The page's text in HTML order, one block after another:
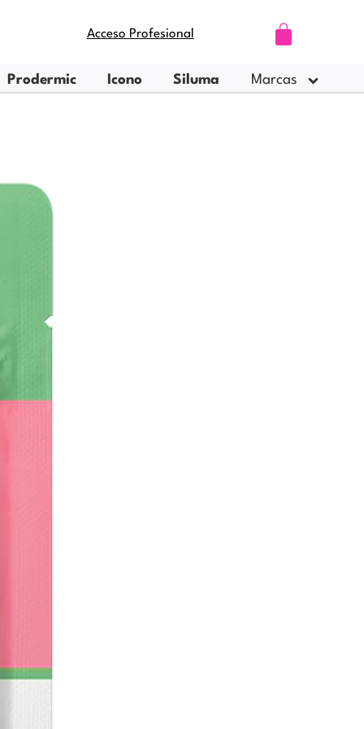
Acceso Profesional Carrito
Prodermic Icono Siluma Marcas